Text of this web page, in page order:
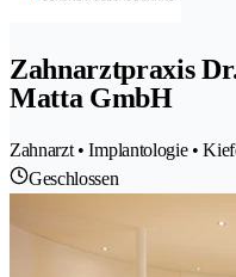
Zahnarztpraxis
Matta GmbH
Zahnarzt • Implantologie •
Geschlossen